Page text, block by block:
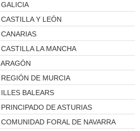
GALICIA
CASTILLA Y LEÓN
CANARIAS
CASTILLA LA MANCHA
ARAGÓN
REGIÓN DE MURCIA
ILLES BALEARS
PRINCIPADO DE ASTURIAS
COMUNIDAD FORAL DE NAVARRA